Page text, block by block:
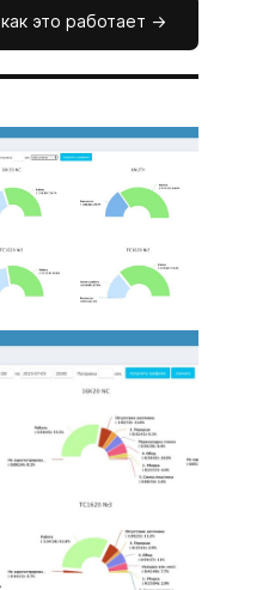
как это работает ->